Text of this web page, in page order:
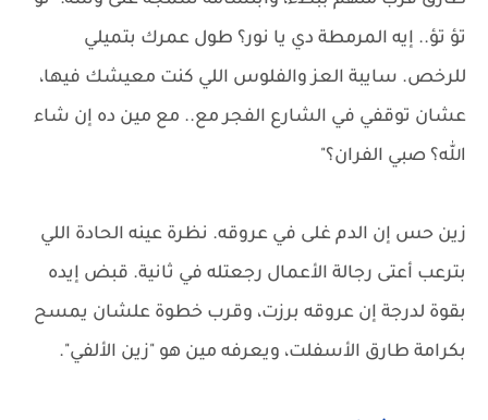
تؤ تؤ.. إيه المرمطة دي يا نور؟ طول عمرك بتميلي
للرخص. سايبة العز والفلوس اللي كنت معيشك فيها،
عشان توقفي في الشارع الفجر مع.. مع مين ده إن شاء
الله؟ صبي الفران؟"
زين حس إن الدم غلى في عروقه. نظرة عينه الحادة اللي
بترعب أعتى رجالة الأعمال رجعتله في ثانية. قبض إيده
بقوة لدرجة إن عروقه برزت، وقرب خطوة علشان يمسح
بكرامة طارق الأسفلت، ويعرفه مين هو "زين الألفي".